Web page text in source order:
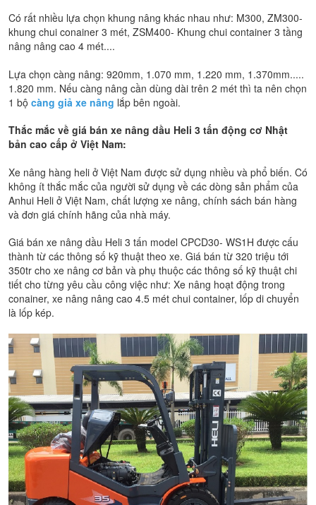
Có rất nhiều lựa chọn khung nâng khác nhau như: M300, ZM300-
khung chui conainer 3 mét, ZSM400- Khung chui container 3 tầng
nâng nâng cao 4 mét....
Lựa chọn càng nâng: 920mm, 1.070 mm, 1.220 mm, 1.370mm.....
1.820 mm. Nếu càng nâng cần dùng dài trên 2 mét thì ta nên chọn
1 bộ càng giả xe nâng lắp bên ngoài.
Thắc mắc về giá bán xe nâng dầu Heli 3 tấn động cơ Nhật
bản cao cấp ở Việt Nam:
Xe nâng hàng heli ở Việt Nam được sử dụng nhiều và phổ biến. Có
không ít thắc mắc của người sử dụng về các dòng sản phẩm của
Anhui Heli ở Việt Nam, chất lượng xe nâng, chính sách bán hàng
và đơn giá chính hãng của nhà máy.
Giá bán xe nâng dầu Heli 3 tấn model CPCD30- WS1H được cấu
thành từ các thông số kỹ thuật theo xe. Giá bán từ 320 triệu tới
350tr cho xe nâng cơ bản và phụ thuộc các thông số kỹ thuật chi
tiết cho từng yêu cầu công việc như: Xe nâng hoạt động trong
conainer, xe nâng nâng cao 4.5 mét chui container, lốp di chuyển
là lốp kép.